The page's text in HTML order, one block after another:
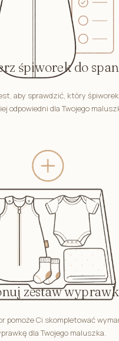
śpiworek do
aby sprawdzić, który
odpowiedni dla Twojego
zestaw
pomoże Ci skompletować
dla Twojego maluszka.